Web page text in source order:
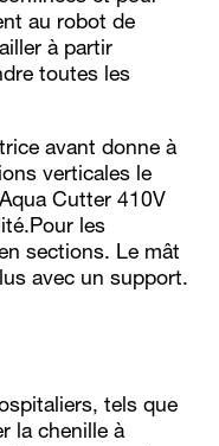
au robot de
à partir
toutes les
avant donne à
verticales le
Cutter 410V
les
sections. Le mât
avec un support.
tels que
la chenille à